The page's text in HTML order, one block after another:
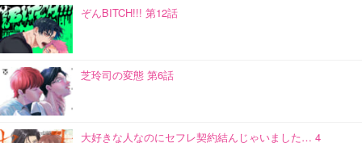
ぞんBITCH!!! 第12話
芝玲司の変態 第6話
大好きな人なのにセフレ契約結んじゃいました… 4